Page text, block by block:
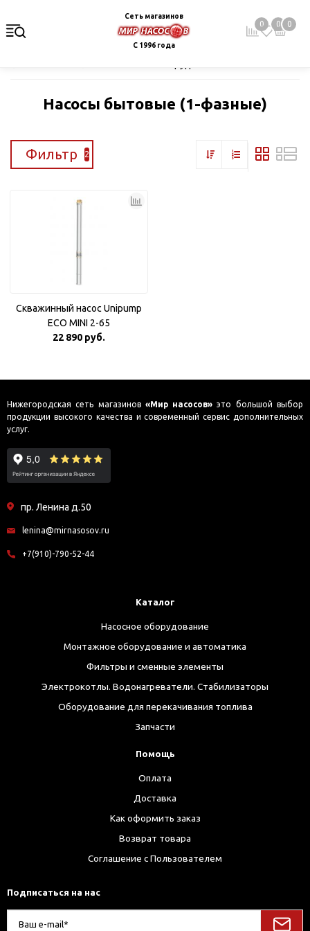
Сеть магазинов
С 1996 года
0 0 0
Насосы бытовые (1-фазные)
Фильтр 2
Скважинный насос Unipump
ECO MINI 2-65
22 890 руб.
Нижегородская сеть магазинов «Мир насосов» это большой выбор
продукции высокого качества и современный сервис дополнительных
услуг.
пр. Ленина д.50
lenina@mirnasosov.ru
+7(910)-790-52-44
Каталог
Насосное оборудование
Монтажное оборудование и автоматика
Фильтры и сменные элементы
Электрокотлы. Водонагреватели. Стабилизаторы
Оборудование для перекачивания топлива
Запчасти
Помощь
Оплата
Доставка
Как оформить заказ
Возврат товара
Соглашение с Пользователем
Подписаться на нас